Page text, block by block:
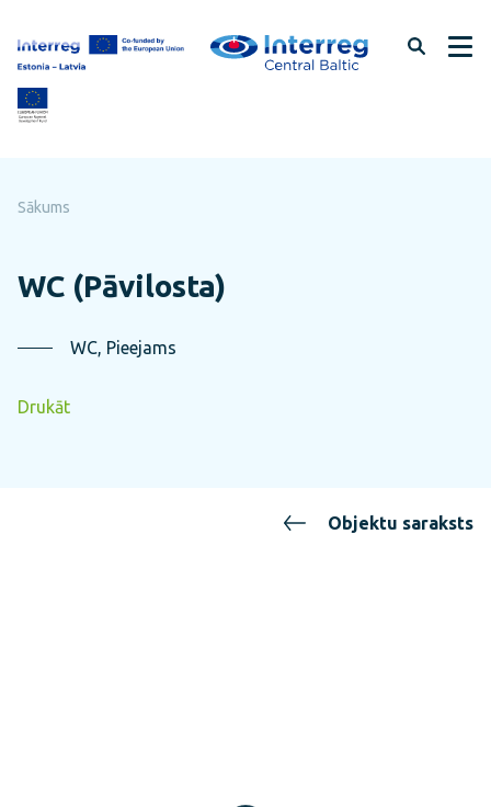
uz
lapas
saturu
Sākums
WC (Pāvilosta)
WC, Pieejams
Drukāt
Objektu saraksts